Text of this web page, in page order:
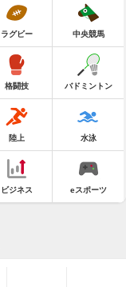
ラグビー 中央競馬
格闘技 バドミントン
陸上 水泳
ビジネス eスポーツ